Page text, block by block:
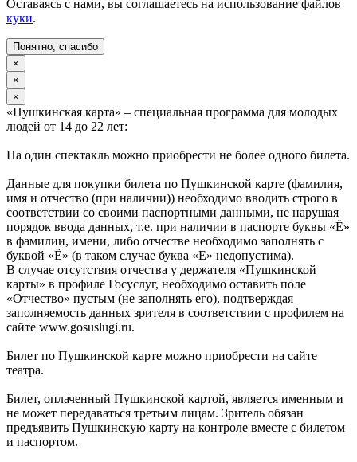
Оставаясь с нами, вы соглашаетесь на использование файлов
куки.
Понятно, спасибо
×
×
×
«Пушкинская карта» – специальная программа для молодых
людей от 14 до 22 лет:
На один спектакль можно приобрести не более одного билета.
Данные для покупки билета по Пушкинской карте (фамилия,
имя и отчество (при наличии)) необходимо вводить строго в
соответствии со своими паспортными данными, не нарушая
порядок ввода данных, т.е. при наличии в паспорте буквы «Ё»
в фамилии, имени, либо отчестве необходимо заполнять с
буквой «Ё» (в таком случае буква «Е» недопустима).
В случае отсутствия отчества у держателя «Пушкинской
карты» в профиле Госуслуг, необходимо оставить поле
«Отчество» пустым (не заполнять его), подтверждая
заполняемость данных зрителя в соответствии с профилем на
сайте www.gosuslugi.ru.
Билет по Пушкинской карте можно приобрести на сайте
театра.
Билет, оплаченный Пушкинской картой, является именным и
не может передаваться третьим лицам. Зритель обязан
предъявить Пушкинскую карту на контроле вместе с билетом
и паспортом.